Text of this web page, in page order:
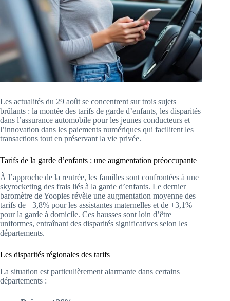
Les actualités du 29 août se concentrent sur trois sujets
brûlants : la montée des tarifs de garde d’enfants, les disparités
dans l’assurance automobile pour les jeunes conducteurs et
l’innovation dans les paiements numériques qui facilitent les
transactions tout en préservant la vie privée.
Tarifs de la garde d’enfants : une augmentation préoccupante
À l’approche de la rentrée, les familles sont confrontées à une
skyrocketing des frais liés à la garde d’enfants. Le dernier
baromètre de Yoopies révèle une augmentation moyenne des
tarifs de +3,8% pour les assistantes maternelles et de +3,1%
pour la garde à domicile. Ces hausses sont loin d’être
uniformes, entraînant des disparités significatives selon les
départements.
Les disparités régionales des tarifs
La situation est particulièrement alarmante dans certains
départements :